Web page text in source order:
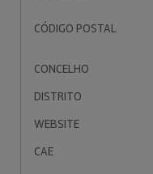
CÓDIGO POSTAL
CONCELHO
DISTRITO
WEBSITE
CAE